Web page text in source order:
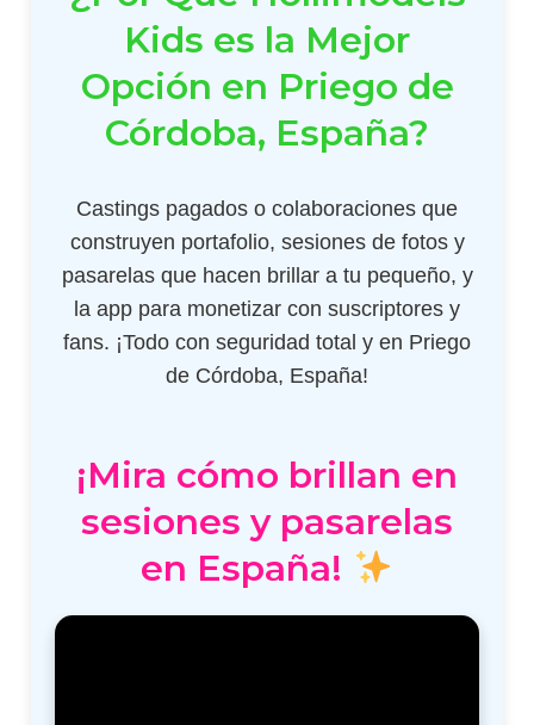
Kids es la Mejor
Opción en Priego de
Córdoba, España?
Castings pagados o colaboraciones que
construyen portafolio, sesiones de fotos y
pasarelas que hacen brillar a tu pequeño, y
la app para monetizar con suscriptores y
fans. ¡Todo con seguridad total y en Priego
de Córdoba, España!
¡Mira cómo brillan en
sesiones y pasarelas
en España!